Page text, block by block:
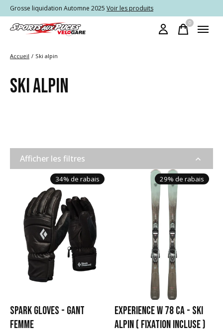
Grosse liquidation Automne 2025 Voir les produits
0items
Accueil / Ski alpin
SKI ALPIN
Afficher les filtres
34% de rabais
SPARK GLOVES - GANT
FEMME
29% de rabais
EXPERIENCE W 78 CA - SKI
ALPIN ( FIXATION INCLUSE )